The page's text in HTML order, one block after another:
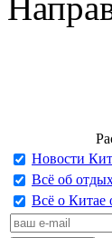
Новости
Всё об
Всё о Китае